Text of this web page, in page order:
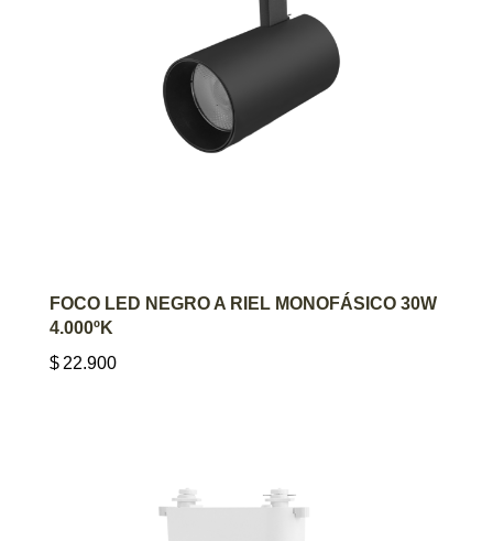
AGREGAR AL CARRITO
FOCO LED NEGRO A RIEL MONOFÁSICO 30W
4.000ºK
$ 22.900